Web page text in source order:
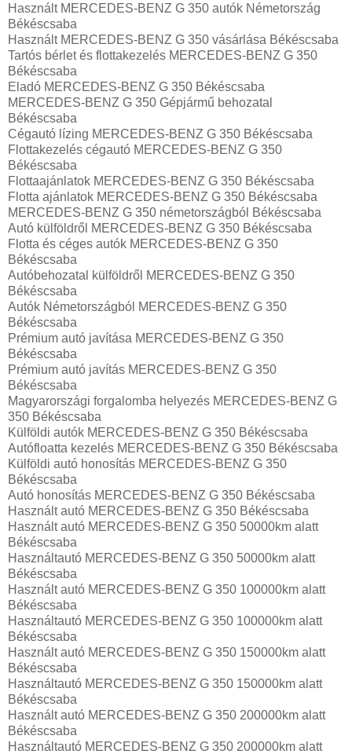
Használt MERCEDES-BENZ G 350 autók Németország
Békéscsaba
Használt MERCEDES-BENZ G 350 vásárlása Békéscsaba
Tartós bérlet és flottakezelés MERCEDES-BENZ G 350
Békéscsaba
Eladó MERCEDES-BENZ G 350 Békéscsaba
MERCEDES-BENZ G 350 Gépjármű behozatal‎
Békéscsaba
Cégautó lízing MERCEDES-BENZ G 350 Békéscsaba
Flottakezelés cégautó MERCEDES-BENZ G 350
Békéscsaba
Flottaajánlatok MERCEDES-BENZ G 350 Békéscsaba
Flotta ajánlatok MERCEDES-BENZ G 350 Békéscsaba
MERCEDES-BENZ G 350 németországból Békéscsaba
Autó külföldről MERCEDES-BENZ G 350 Békéscsaba
Flotta és céges autók MERCEDES-BENZ G 350
Békéscsaba
Autóbehozatal külföldről MERCEDES-BENZ G 350
Békéscsaba
Autók Németországból‎ MERCEDES-BENZ G 350
Békéscsaba
Prémium autó javítása MERCEDES-BENZ G 350
Békéscsaba
Prémium autó javítás MERCEDES-BENZ G 350
Békéscsaba
Magyarországi forgalomba helyezés MERCEDES-BENZ G
350 Békéscsaba
Külföldi autók‎ MERCEDES-BENZ G 350 Békéscsaba
Autófloatta kezelés MERCEDES-BENZ G 350 Békéscsaba
Külföldi autó honosítás MERCEDES-BENZ G 350
Békéscsaba
Autó honosítás MERCEDES-BENZ G 350 Békéscsaba
Használt autó‎ MERCEDES-BENZ G 350 Békéscsaba
Használt autó‎ MERCEDES-BENZ G 350 50000km alatt
Békéscsaba
Használtautó‎ MERCEDES-BENZ G 350 50000km alatt
Békéscsaba
Használt autó‎ MERCEDES-BENZ G 350 100000km alatt
Békéscsaba
Használtautó‎ MERCEDES-BENZ G 350 100000km alatt
Békéscsaba
Használt autó‎ MERCEDES-BENZ G 350 150000km alatt
Békéscsaba
Használtautó‎ MERCEDES-BENZ G 350 150000km alatt
Békéscsaba
Használt autó‎ MERCEDES-BENZ G 350 200000km alatt
Békéscsaba
Használtautó‎ MERCEDES-BENZ G 350 200000km alatt